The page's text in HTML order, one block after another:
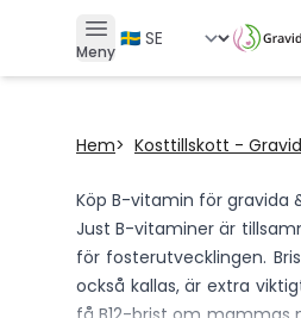
Meny
Hem Kosttillskott -
Köp B-vitamin för gravida
Just B-vitaminer är
för fosterutvecklingen.
också kallas, är extra